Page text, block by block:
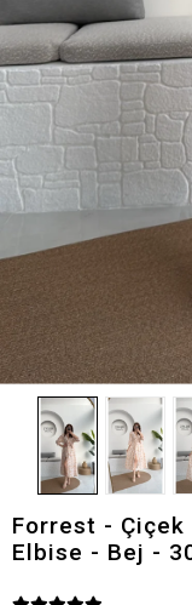
Forrest - Çiçek
Elbise - Bej -